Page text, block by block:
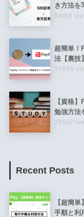
き方法を
31685
超簡単！
法【裏技】
30695
【資格
勉強方法
29507
Recent Posts
【超簡
手順と利